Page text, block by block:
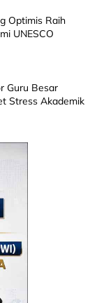
Optimis Raih
UNESCO
Guru Besar
Stress Akademik